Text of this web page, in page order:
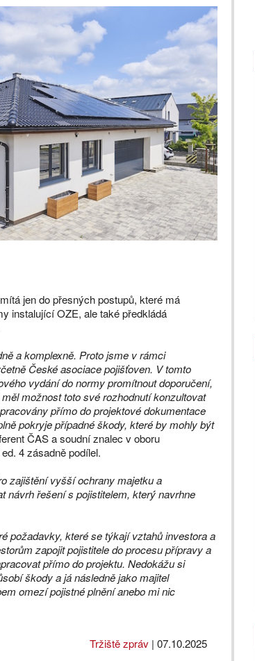
jen do přesných postupů, které má
instalující OZE, ale také předkládá
a komplexně. Proto jsme v rámci
České asociace pojišťoven. V tomto
vydání do normy promítnout doporučení,
možnost toto své rozhodnutí konzultovat
přímo do projektové dokumentace
pokryje případné škody, které by mohly být
ČAS a soudní znalec v oboru
4 zásadně podílel.
zajištění vyšší ochrany majetku a
návrh řešení s pojistitelem, který́ navrhne
požadavky, které se týkají vztahů investora a
zapojit pojistitele do procesu přípravy a
přímo do projektu. Nedokážu si
škody a já následně jako majitel
omezí pojistné plnění anebo mi nic
Tržiště zpráv | 07.10.2025